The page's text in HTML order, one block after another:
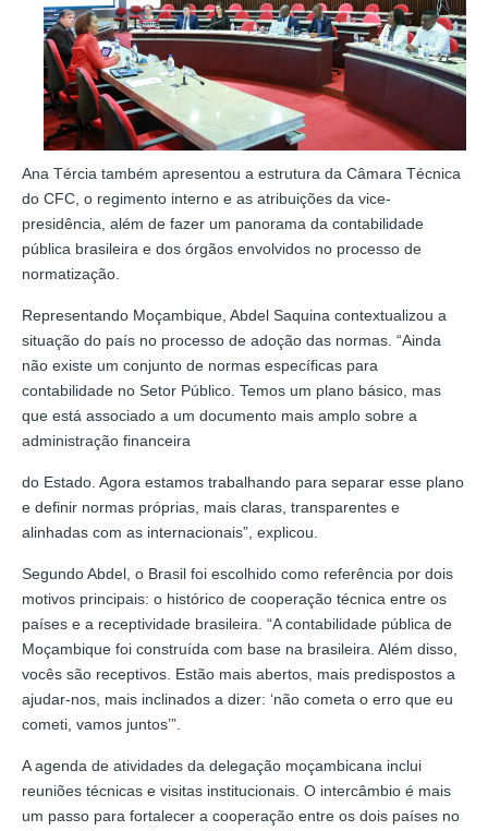
Ana Tércia também apresentou a estrutura da Câmara Técnica
do CFC, o regimento interno e as atribuições da vice-
presidência, além de fazer um panorama da contabilidade
pública brasileira e dos órgãos envolvidos no processo de
normatização.
Representando Moçambique, Abdel Saquina contextualizou a
situação do país no processo de adoção das normas. “Ainda
não existe um conjunto de normas específicas para
contabilidade no Setor Público. Temos um plano básico, mas
que está associado a um documento mais amplo sobre a
administração financeira
do Estado. Agora estamos trabalhando para separar esse plano
e definir normas próprias, mais claras, transparentes e
alinhadas com as internacionais”, explicou.
Segundo Abdel, o Brasil foi escolhido como referência por dois
motivos principais: o histórico de cooperação técnica entre os
países e a receptividade brasileira. “A contabilidade pública de
Moçambique foi construída com base na brasileira. Além disso,
vocês são receptivos. Estão mais abertos, mais predispostos a
ajudar-nos, mais inclinados a dizer: ‘não cometa o erro que eu
cometi, vamos juntos’”.
A agenda de atividades da delegação moçambicana inclui
reuniões técnicas e visitas institucionais. O intercâmbio é mais
um passo para fortalecer a cooperação entre os dois países no